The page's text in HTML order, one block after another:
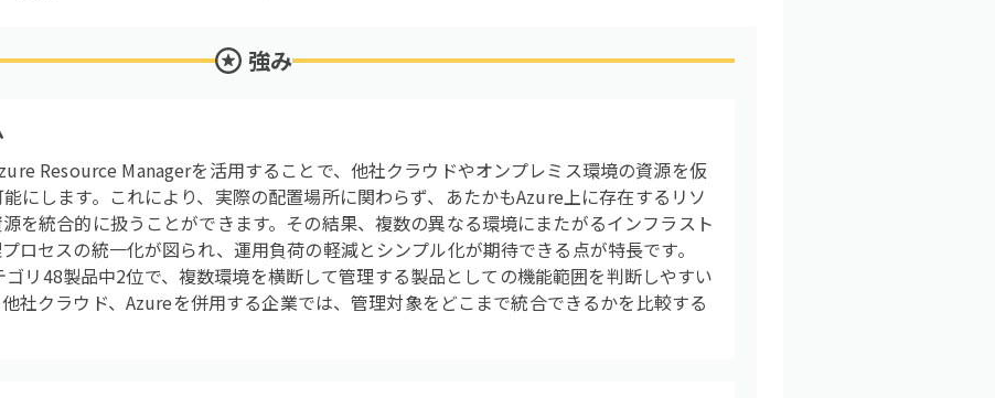
強み
Resource Managerを活用することで、他社クラウドやオンプレミス環境の資源を仮
にします。これにより、実際の配置場所に関わらず、あたかもAzure上に存在するリソ
を統合的に扱うことができます。その結果、複数の異なる環境にまたがるインフラスト
ロセスの統一化が図られ、運用負荷の軽減とシンプル化が期待できる点が特長です。
リ48製品中2位で、複数環境を横断して管理する製品としての機能範囲を判断しやすい
社クラウド、Azureを併用する企業では、管理対象をどこまで統合できるかを比較する